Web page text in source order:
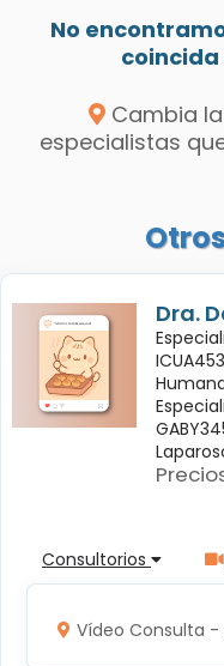
No
Cambia
especialistas
Dra.
Consultorios
Vídeo Consulta